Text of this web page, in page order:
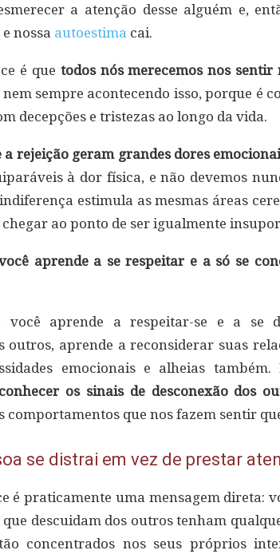
a atenção desse alguém e,
nossa autoestima cai.
é que todos nós merecemos nos sentir
nem sempre acontecendo isso, porque é
decepções e tristezas ao longo da vida.
rejeição geram grandes dores
à dor física, e não devemos
estimula as mesmas áreas
ao ponto de ser igualmente
aprende a se respeitar e a só se
você aprende a respeitar-se e a se
outros, aprende a reconsiderar suas
emocionais e alheias
os sinais de desconexão dos
comportamentos que nos fazem sentir
se distrai em vez de prestar
é praticamente uma mensagem direta:
que descuidam dos outros tenham
concentrados nos seus próprios